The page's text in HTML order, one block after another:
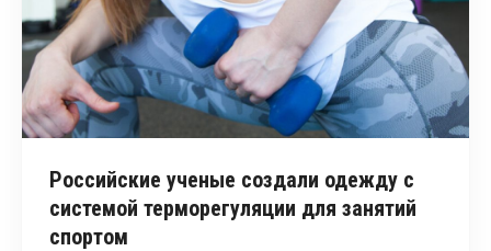
Российские ученые создали одежду с
системой терморегуляции для занятий
спортом